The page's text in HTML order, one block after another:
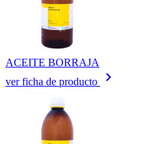
ACEITE BORRAJA
ver ficha de producto
keyboard_arrow_right